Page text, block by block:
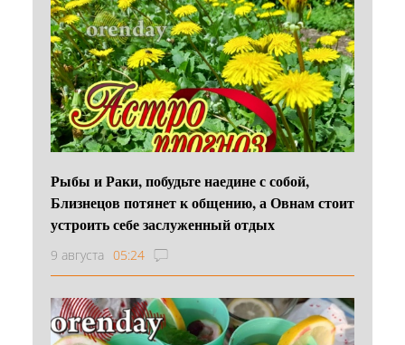
Рыбы и Раки, побудьте наедине с собой,
Близнецов потянет к общению, а Овнам стоит
устроить себе заслуженный отдых
9 августа 05:24